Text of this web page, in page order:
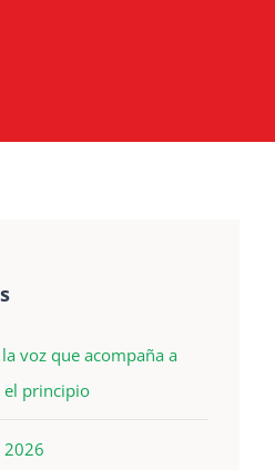
voz que acompaña a
el principio
2026